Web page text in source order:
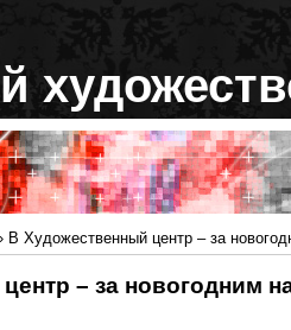
В Художественный центр – за
– за новогодним